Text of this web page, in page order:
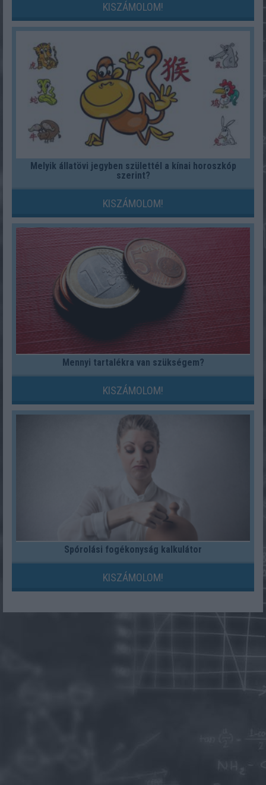
KISZÁMOLOM!
Melyik állatövi jegyben születtél a kínai horoszkóp
szerint?
KISZÁMOLOM!
Mennyi tartalékra van szükségem?
KISZÁMOLOM!
Spórolási fogékonyság kalkulátor
KISZÁMOLOM!